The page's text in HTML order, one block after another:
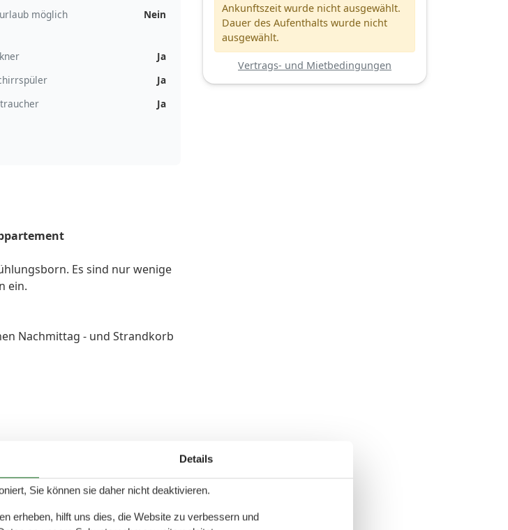
möglich
Nein
Ja
Ja
Ja
Es sind nur wenige
ein.
Nachmittag - und Strandkorb
und Geschirrspüler
Ankunftszeit wurde nicht ausgewählt.
Dauer des Aufenthalts wurde nicht
ausgewählt.
Vertrags- und Mietbedingungen
Details
Sie können sie daher nicht deaktivieren.
erheben, hilft uns dies, die Website zu verbessern und